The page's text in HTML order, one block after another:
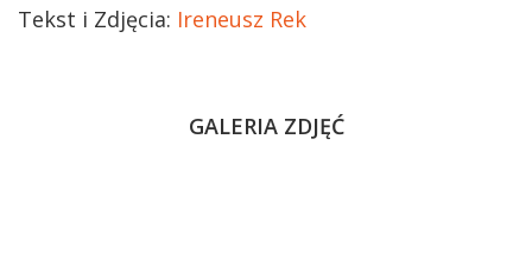
Tekst i Zdjęcia: Ireneusz Rek
GALERIA ZDJĘĆ